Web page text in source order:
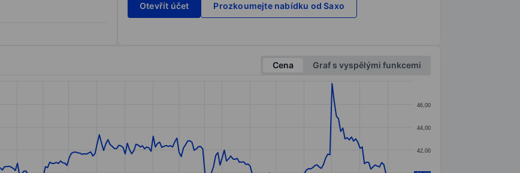
Otevřít účet
Prozkoumejte nabídku od Saxo
Cena
Graf s vyspělými funkcemi
ranges from 38.34 to 47.8.
42,00
44,00
46,00